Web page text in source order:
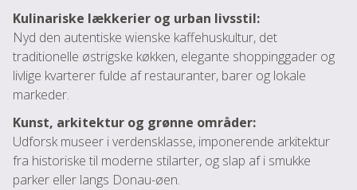
Kulinariske lækkerier og urban livsstil:
Nyd den autentiske wienske kaffehuskultur, det
traditionelle østrigske køkken, elegante shoppinggader og
livlige kvarterer fulde af restauranter, barer og lokale
markeder.
Kunst, arkitektur og grønne områder:
Udforsk museer i verdensklasse, imponerende arkitektur
fra historiske til moderne stilarter, og slap af i smukke
parker eller langs Donau-øen.